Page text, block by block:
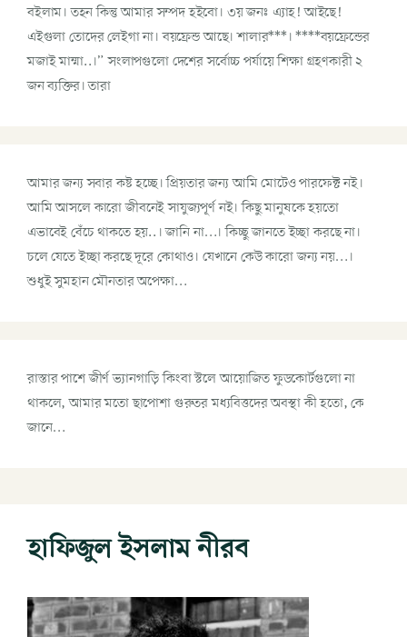
বইলাম। তহন কিন্তু আমার সম্পদ হইবো। ৩য় জনঃ এ্যাহ! আইছে!
এইগুলা তোদের লেইগা না। বয়ফ্রেন্ড আছে। শালার***। ****বয়ফ্রেন্ডের
মজাই মাম্মা..।” সংলাপগুলো দেশের সর্বোচ্চ পর্যায়ে শিক্ষা গ্রহণকারী ২
জন ব্যক্তির। তারা
আমার জন্য সবার কষ্ট হচ্ছে। প্রিয়তার জন্য আমি মোটেও পারফেক্ট নই।
আমি আসলে কারো জীবনেই সাযুজ্যপূর্ণ নই। কিছু মানুষকে হয়তো
এভাবেই বেঁচে থাকতে হয়..। জানি না…। কিচ্ছু জানতে ইচ্ছা করছে না।
চলে যেতে ইচ্ছা করছে দূরে কোথাও। যেখানে কেউ কারো জন্য নয়…।
শুধুই সুমহান মৌনতার অপেক্ষা…
রাস্তার পাশে জীর্ণ ভ্যানগাড়ি কিংবা স্টলে আয়োজিত ফুডকোর্টগুলো না
থাকলে, আমার মতো ছাপোশা গুরুতর মধ্যবিত্তদের অবস্থা কী হতো, কে
জানে…
হাফিজুল ইসলাম নীরব